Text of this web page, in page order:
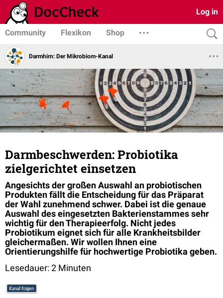
Log in
Community Flexikon Shop
Darmhirn: Der Mikrobiom-Kanal
Darmbeschwerden: Probiotika
zielgerichtet einsetzen
Angesichts der großen Auswahl an probiotischen
Produkten fällt die Entscheidung für das Präparat
der Wahl zunehmend schwer. Dabei ist die genaue
Auswahl des eingesetzten Bakterienstammes sehr
wichtig für den Therapieerfolg. Nicht jedes
Probiotikum eignet sich für alle Krankheitsbilder
gleichermaßen. Wir wollen Ihnen eine
Orientierungshilfe für hochwertige Probiotika geben.
Lesedauer: 2 Minuten